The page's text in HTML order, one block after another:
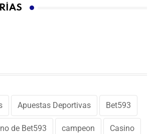
Apuestas Deportivas Bet593
de Bet593 campeon Casino